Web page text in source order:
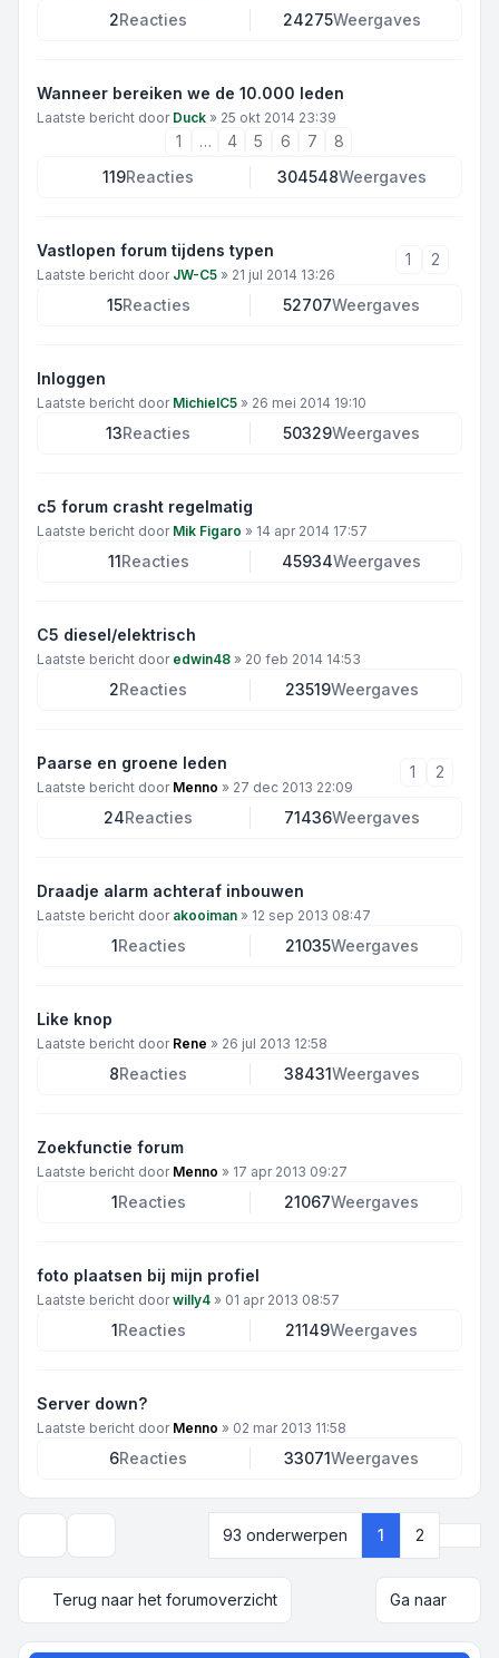
2Reacties 24275Weergaves
Wanneer bereiken we de 10.000 leden
Laatste bericht door Duck » 25 okt 2014 23:39
1 … 4 5 6 7
8
119Reacties 304548Weergaves
Vastlopen forum tijdens typen
Laatste bericht door JW-C5 » 21 jul 2014 13:26
1 2
15Reacties 52707Weergaves
Inloggen
Laatste bericht door MichielC5 » 26 mei 2014 19:10
13Reacties 50329Weergaves
c5 forum crasht regelmatig
Laatste bericht door Mik Figaro » 14 apr 2014 17:57
11Reacties 45934Weergaves
C5 diesel/elektrisch
Laatste bericht door edwin48 » 20 feb 2014 14:53
2Reacties 23519Weergaves
Paarse en groene leden
Laatste bericht door Menno » 27 dec 2013 22:09
1 2
24Reacties 71436Weergaves
Draadje alarm achteraf inbouwen
Laatste bericht door akooiman » 12 sep 2013 08:47
1Reacties 21035Weergaves
Like knop
Laatste bericht door Rene » 26 jul 2013 12:58
8Reacties 38431Weergaves
Zoekfunctie forum
Laatste bericht door Menno » 17 apr 2013 09:27
1Reacties 21067Weergaves
foto plaatsen bij mijn profiel
Laatste bericht doorwilly4 » 01 apr 2013 08:57
1Reacties 21149Weergaves
Server down?
Laatste bericht door Menno » 02 mar 2013 11:58
6Reacties 33071Weergaves
Weergave- en sorteeropties
93 onderwerpen 1 2
Terug naar het forumoverzicht Ga naar